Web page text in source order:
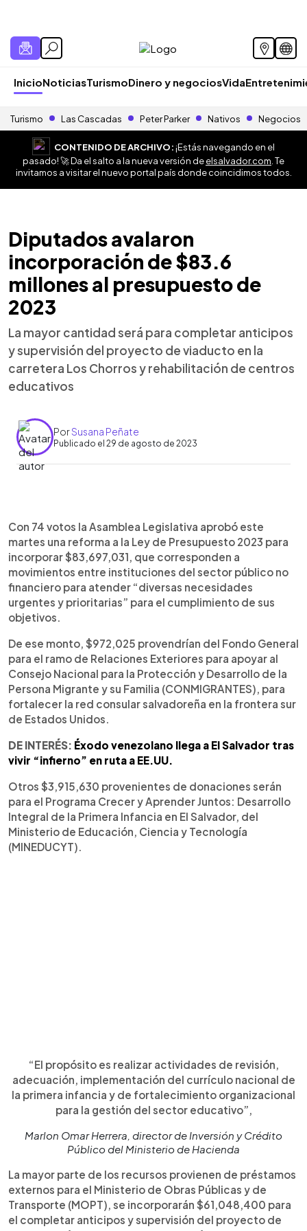
InicioNoticiasTurismoDinero y negociosVida
Turismo Las Cascadas Peter Parker Nativos Negocios
CONTENIDO DE ARCHIVO:¡Estás navegando en el
pasado! 🚀 Da el salto a la nueva versión deelsalvador.com . Te
invitamos a visitar el nuevo portal país donde coincidimos todos.
Diputados avalaron
incorporación de $83.6
millones al presupuesto de
2023
La mayor cantidad será para completar anticipos
y supervisión del proyecto de viaducto en la
carretera Los Chorros y rehabilitación de centros
educativos
PorSusana Peñate
Publicado el 29 de agosto de 2023
► Escuchar artículo
Con 74 votos la Asamblea Legislativa aprobó este
martes una reforma a la Ley de Presupuesto 2023 para
incorporar $83,697,031, que corresponden a
movimientos entre instituciones del sector público no
financiero para atender “diversas necesidades
urgentes y prioritarias” para el cumplimiento de sus
objetivos.
De ese monto, $972,025 provendrían del Fondo General
para el ramo de Relaciones Exteriores para apoyar al
Consejo Nacional para la Protección y Desarrollo de la
Persona Migrante y su Familia (CONMIGRANTES), para
fortalecer la red consular salvadoreña en la frontera sur
de Estados Unidos.
DE INTERÉS: Éxodo venezolano llega a El Salvador tras
vivir “infierno” en ruta a EE.UU.
Otros $3,915,630 provenientes de donaciones serán
para el Programa Crecer y Aprender Juntos: Desarrollo
Integral de la Primera Infancia en El Salvador, del
Ministerio de Educación, Ciencia y Tecnología
(MINEDUCYT).
“El propósito es realizar actividades de revisión,
adecuación, implementación del currículo nacional de
la primera infancia y de fortalecimiento organizacional
para la gestión del sector educativo”,
Marlon Omar Herrera, director de Inversión y Crédito
Público del Ministerio de Hacienda
La mayor parte de los recursos provienen de préstamos
externos para el Ministerio de Obras Públicas y de
Transporte (MOPT), se incorporarán $61,048,400 para
el completar anticipos y supervisión del proyecto de